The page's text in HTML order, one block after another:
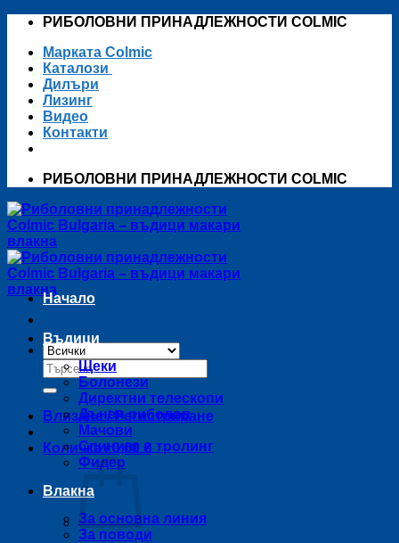
Skip
content
РИБОЛОВНИ ПРИНАДЛЕЖНОСТИ COLMIC
Марката Colmic
Каталози
Дилъри
Лизинг
Видео
Контакти
РИБОЛОВНИ ПРИНАДЛЕЖНОСТИ COLMIC
Търсене
за:
Влизане / Регистриране
Количка /0,00 €
Начало
Въдици
Щеки
Болонези
Директни телескопи
Дънен риболов
Мачови
Спининг и тролинг
Фидер
Влакна
За основна линия
За поводи